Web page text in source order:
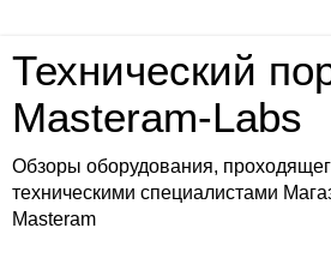
Технический
Masteram-Labs
Обзоры оборудования,
техническими специалистами
Masteram